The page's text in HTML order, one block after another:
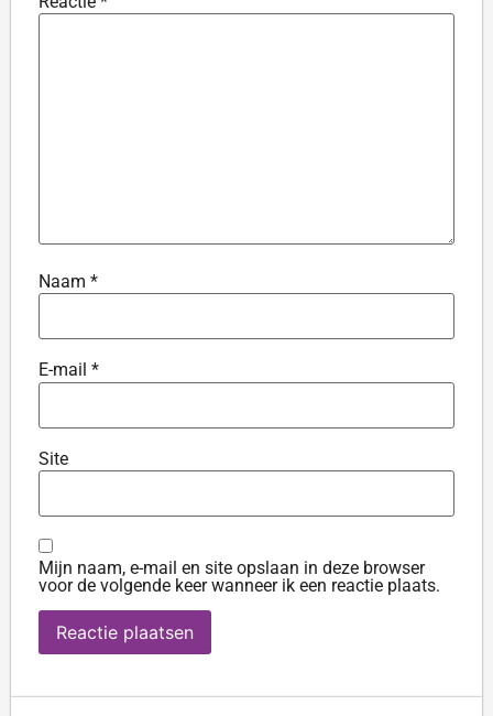
Naam *
E-mail *
Site
Mijn naam, e-mail en site opslaan in deze browser
voor de volgende keer wanneer ik een reactie plaats.